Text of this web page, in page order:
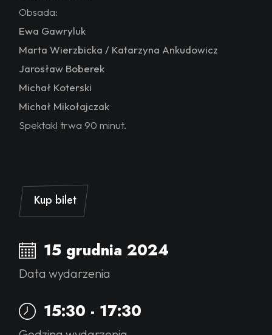
Obsada:
Ewa Gawryluk
Marta Wierzbicka / Katarzyna Ankudowicz
Jarosław Boberek
Michał Koterski
Michał Mikołajczak
Spektakl trwa 90 minut.
Kup bilet
15 grudnia 2024
Data wydarzenia
15:30 - 17:30